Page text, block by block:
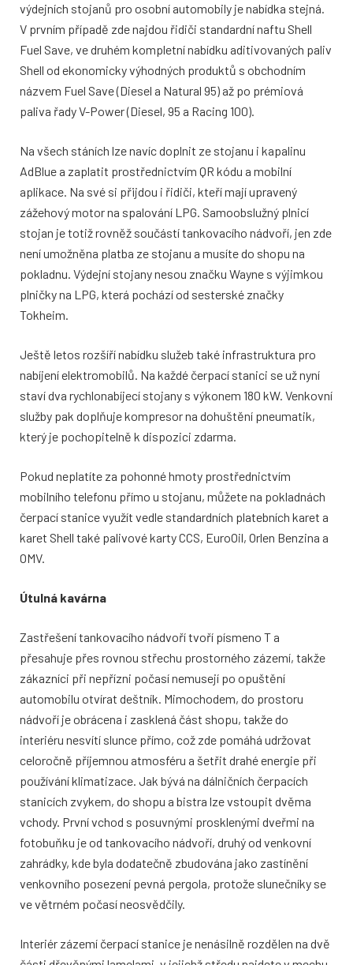
výdejních stojanů pro osobní automobily je nabídka stejná.
V prvním případě zde najdou řidiči standardní naftu Shell
Fuel Save, ve druhém kompletní nabídku aditivovaných paliv
Shell od ekonomicky výhodných produktů s obchodním
názvem Fuel Save (Diesel a Natural 95) až po prémiová
paliva řady V-Power (Diesel, 95 a Racing 100).
Na všech stáních lze navíc doplnit ze stojanu i kapalinu
AdBlue a zaplatit prostřednictvím QR kódu a mobilní
aplikace. Na své si přijdou i řidiči, kteří mají upravený
zážehový motor na spalování LPG. Samoobslužný plnicí
stojan je totiž rovněž součástí tankovacího nádvoří, jen zde
není umožněna platba ze stojanu a musíte do shopu na
pokladnu. Výdejní stojany nesou značku Wayne s výjimkou
plničky na LPG, která pochází od sesterské značky
Tokheim.
Ještě letos rozšíří nabídku služeb také infrastruktura pro
nabíjení elektromobilů. Na každé čerpací stanici se už nyní
staví dva rychlonabíjecí stojany s výkonem 180 kW. Venkovní
služby pak doplňuje kompresor na dohuštění pneumatik,
který je pochopitelně k dispozici zdarma.
Pokud neplatíte za pohonné hmoty prostřednictvím
mobilního telefonu přímo u stojanu, můžete na pokladnách
čerpací stanice využít vedle standardních platebních karet a
karet Shell také palivové karty CCS, EuroOil, Orlen Benzina a
OMV.
Útulná kavárna
Zastřešení tankovacího nádvoří tvoří písmeno T a
přesahuje přes rovnou střechu prostorného zázemí, takže
zákazníci při nepřízni počasí nemusejí po opuštění
automobilu otvírat deštník. Mimochodem, do prostoru
nádvoří je obrácena i zasklená část shopu, takže do
interiéru nesvítí slunce přímo, což zde pomáhá udržovat
celoročně příjemnou atmosféru a šetřit drahé energie při
používání klimatizace. Jak bývá na dálničních čerpacích
stanicích zvykem, do shopu a bistra lze vstoupit dvěma
vchody. První vchod s posuvnými prosklenými dveřmi na
fotobuňku je od tankovacího nádvoří, druhý od venkovní
zahrádky, kde byla dodatečně zbudována jako zastínění
venkovního posezení pevná pergola, protože slunečníky se
ve větrném počasí neosvědčily.
Interiér zázemí čerpací stanice je nenásilně rozdělen na dvě